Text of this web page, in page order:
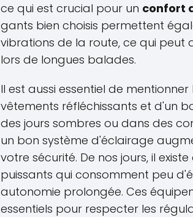
ce qui est crucial pour un confort
gants bien choisis permettent
vibrations de la route, ce qui peut
lors de longues balades.
Il est aussi essentiel de
vêtements réfléchissants et d'un
des jours sombres ou dans des
un bon système d'éclairage
votre sécurité. De nos jours, il
puissants qui consomment peu
autonomie prolongée. Ces
essentiels pour respecter les